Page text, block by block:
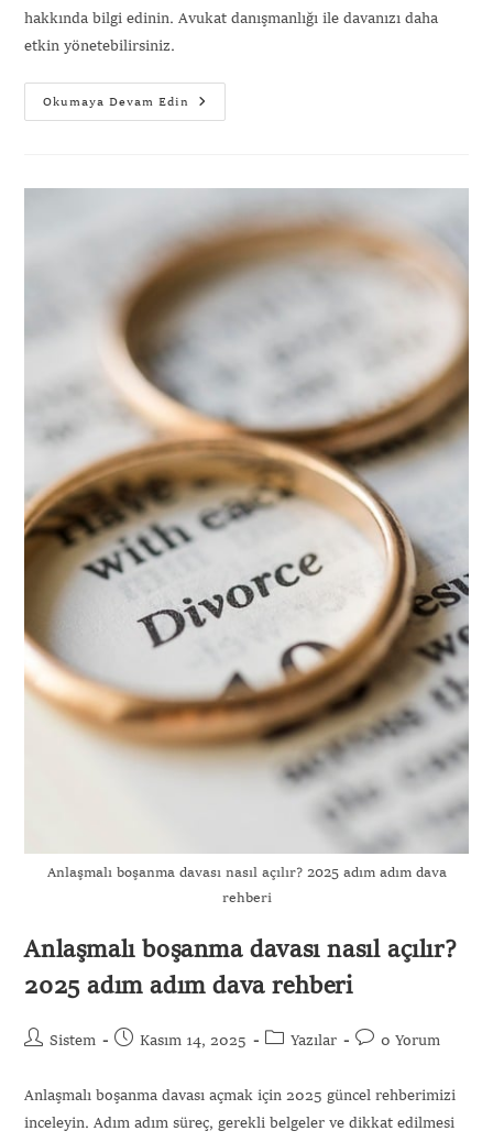
hakkında bilgi edinin. Avukat danışmanlığı ile davanızı daha
etkin yönetebilirsiniz.
Okumaya Devam Edin
Anlaşmalı boşanma davası nasıl açılır? 2025 adım adım dava
rehberi
Anlaşmalı boşanma davası nasıl açılır?
2025 adım adım dava rehberi
Sistem Kasım 14, 2025 Yazılar 0 Yorum
Anlaşmalı boşanma davası açmak için 2025 güncel rehberimizi
inceleyin. Adım adım süreç, gerekli belgeler ve dikkat edilmesi